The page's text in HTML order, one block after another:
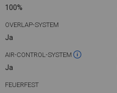
100%
OVERLAP-SYSTEM
Ja
AIR-CONTROL-SYSTEM
Ja
FEUERFEST